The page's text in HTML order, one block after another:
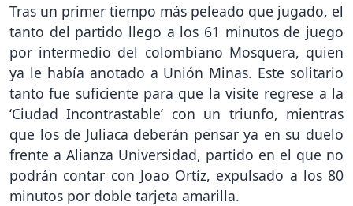
Tras un primer tiempo más peleado que jugado, el
tanto del partido llego a los 61 minutos de juego
por intermedio del colombiano Mosquera, quien
ya le había anotado a Unión Minas. Este solitario
tanto fue suficiente para que la visite regrese a la
‘Ciudad Incontrastable’ con un triunfo, mientras
que los de Juliaca deberán pensar ya en su duelo
frente a Alianza Universidad, partido en el que no
podrán contar con Joao Ortíz, expulsado a los 80
minutos por doble tarjeta amarilla.